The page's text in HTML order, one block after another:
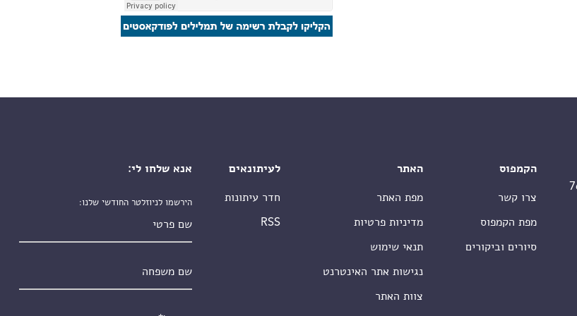
הקמפוס
צרו קשר
מפת הקמפוס
סיורים וביקורים
האתר
מפת האתר
מדיניות פרטיות
תנאי שימוש
נגישות אתר האינטרנט
צוות האתר
לעיתונאים
חדר עיתונות
RSS
אנא שלחו לי:
הירשמו לניוזלטר החודשי שלנו: